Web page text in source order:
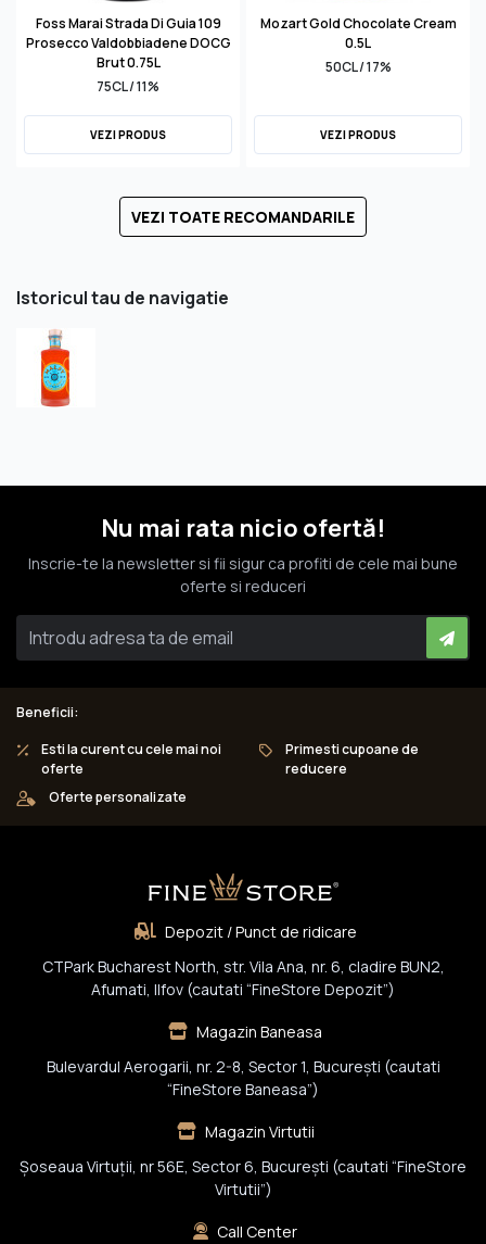
Foss Marai Strada Di Guia 109
Prosecco Valdobbiadene DOCG
Brut 0.75L
75CL / 11%
VEZI PRODUS
Mozart Gold Chocolate Cream
0.5L
50CL / 17%
VEZI PRODUS
VEZI TOATE RECOMANDARILE
Istoricul tau de navigatie
Nu mai rata nicio ofertă!
Inscrie-te la newsletter si fii sigur ca profiti de cele mai bune
oferte si reduceri
Beneficii:
Esti la curent cu cele mai noi
oferte
Primesti cupoane de
reducere
Oferte personalizate
Depozit / Punct de ridicare
CTPark Bucharest North, str. Vila Ana, nr. 6, cladire BUN2,
Afumati, Ilfov (cautati “FineStore Depozit”)
Magazin Baneasa
Bulevardul Aerogarii, nr. 2-8, Sector 1, Bucureşti (cautati
“FineStore Baneasa”)
Magazin Virtutii
Șoseaua Virtuții, nr 56E, Sector 6, București (cautati “FineStore
Virtutii”)
Call Center